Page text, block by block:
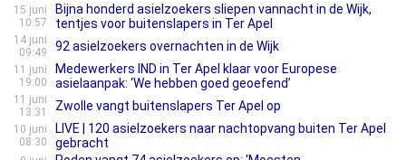
15 juni
10:57
Bijna honderd asielzoekers sliepen vannacht in de Wijk,
tentjes voor buitenslapers in Ter Apel
14 juni
09:49
92 asielzoekers overnachten in de Wijk
11 juni
19:00
Medewerkers IND in Ter Apel klaar voor Europese
asielaanpak: ‘We hebben goed geoefend’
11 juni
13:31
Zwolle vangt buitenslapers Ter Apel op
10 juni
08:30
LIVE | 120 asielzoekers naar nachtopvang buiten Ter Apel
gebracht